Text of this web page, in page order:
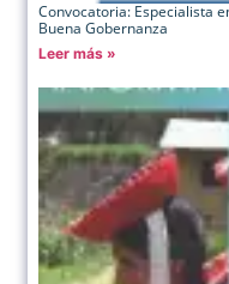
Convocatoria: Especialista
Buena Gobernanza
Leer más »